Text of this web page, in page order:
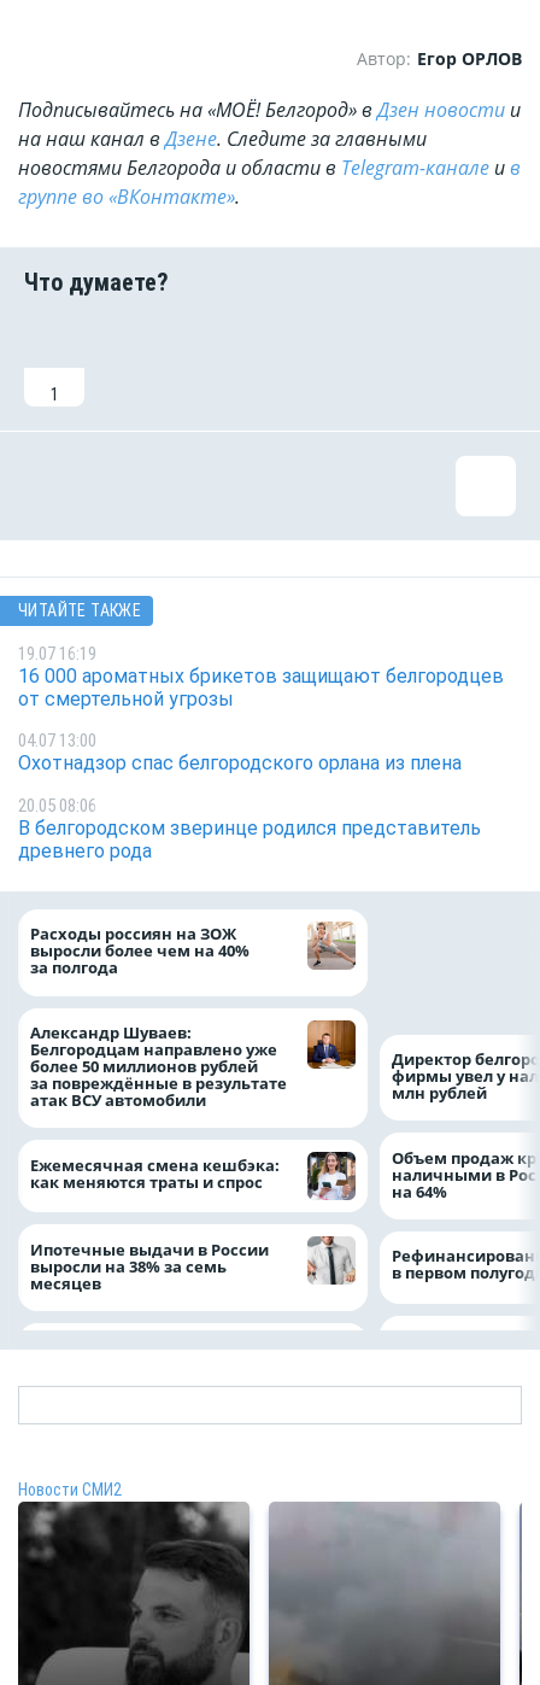
Автор: Егор ОРЛОВ
Подписывайтесь на «МОЁ! Белгород» вДзен новости и
на наш канал вДзене. Cледите за главными
новостями Белгорода и области в Telegram-канале ив
группе во «ВКонтакте».
1
ЧИТАЙТЕ ТАКЖЕ
19.07 16:19
16 000 ароматных брикетов защищают белгородцев
от смертельной угрозы
04.07 13:00
Охотнадзор спас белгородского орлана из плена
20.05 08:06
В белгородском зверинце родился представитель
древнего рода
Расходы россиян на ЗОЖ
выросли более чем на 40%
за полгода
Александр Шуваев:
Белгородцам направлено уже
более 50 миллионов рублей
за повреждённые в результате
атак ВСУ автомобили
Ежемесячная смена кешбэка:
как меняются траты и спрос
Ипотечные выдачи в России
выросли на 38% за семь
месяцев
Директор
фирмы увел у
млн рублей
Объем продаж
наличными в
на 64%
в первом
Новости СМИ2